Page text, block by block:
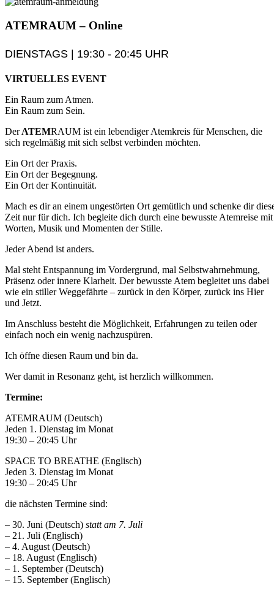
ATEMRAUM– Online
DIENSTAGS | 19:30 - 20:45 UHR
VIRTUELLES EVENT
Ein Raum zum Atmen.
Ein Raum zum Sein.
DerATEMRAUM ist ein lebendiger Atemkreis für Menschen, die
sich regelmäßig mit sich selbst verbinden möchten.
Ein Ort der Praxis.
Ein Ort der Begegnung.
Ein Ort der Kontinuität.
Mach es dir an einem ungestörten Ort gemütlich und schenke dir
Zeit nur für dich. Ich begleite dich durch eine bewusste Atemreise mit
Worten, Musik und Momenten der Stille.
Jeder Abend ist anders.
Mal steht Entspannung im Vordergrund, mal Selbstwahrnehmung,
Präsenz oder innere Klarheit. Der bewusste Atem begleitet uns dabei
wie ein stiller Weggefährte – zurück in den Körper, zurück ins Hier
und Jetzt.
Im Anschluss besteht die Möglichkeit, Erfahrungen zu teilen oder
einfach noch ein wenig nachzuspüren.
Ich öffne diesen Raum und bin da.
Wer damit in Resonanz geht, ist herzlich willkommen.
Termine:
ATEMRAUM (Deutsch)
Jeden 1. Dienstag im Monat
19:30 – 20:45 Uhr
SPACE TO BREATHE (Englisch)
Jeden 3. Dienstag im Monat
19:30 – 20:45 Uhr
die nächsten Termine sind:
– 30. Juni (Deutsch) statt am 7. Juli
– 21. Juli (Englisch)
– 4. August (Deutsch)
– 18. August (Englisch)
– 1. September (Deutsch)
– 15. September (Englisch)